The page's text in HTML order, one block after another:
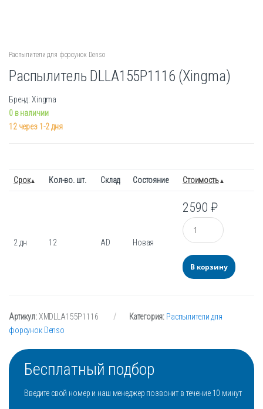
Распылители для форсунок Denso
Распылитель DLLA155P1116 (Xingma)
Бренд: Xingma
0 в наличии
12 через 1-2 дня
Срок Кол-во. шт. Склад Состояние Стоимость
2 дн 12 AD Новая
2590₽
Количество
В корзину
Артикул:XMDLLA155P1116 Категория: Распылители для
форсунок Denso
Бесплатный подбор
Введите свой номер и наш менеджер позвонит в течение 10 минут